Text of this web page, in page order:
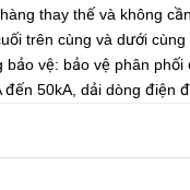
thay thế và không
trên cùng và dưới
bảo vệ: bảo vệ phân
đến 50kA, dải dòng điện